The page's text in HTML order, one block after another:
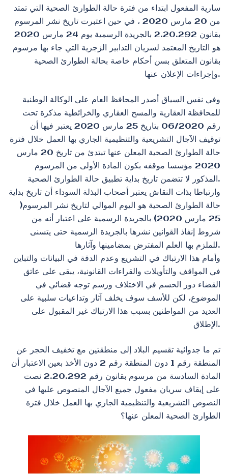
سارية المفعول ابتداء من فترة حالة الطوارئ الصحية التي تمتد
من 20 مارس 2020 ، في حين اعتبرت تاريخ نشر المرسوم
بقانون 2.20.292 بالجريدة الرسمية يوم 24 مارس 2020
هو التاريخ المعتمد لسريان التدابير الزجرية التي جاء بها مرسوم
بقانون المتعلق بسن أحكام خاصة بحالة الطوارئ الصحية
وإجراءات الإعلان عنها.
وفي نفس السياق أصدر المحافظ العام على الوكالة الوطنية
للمحافظة العقارية والمسح العقاري والخرائطية مذكرة تحت
رقم 06/2020 بتاريخ 25 مارس 2020 يعتبر فيها أن
توقيف الآجال التشريعية والتنظيمية الجاري بها العمل خلال فترة
حالة الطوارئ الصحية المعلن عنها تبتدئ من تاريخ 20 مارس
2020 مؤسسا موقفه بكون المادة الأولى من المرسوم
المذكور لا تتضمن تاريخ بداية تطبيق حالة الطوارئ الصحية.
وارتباطا بذات النقاش يعتبر أصحاب البذلة السوداء أن تاريخ بداية
حالة الطوارئ الصحية هو اليوم الموالي لتاريخ نشر المرسوم(
25 مارس 2020) بالجريدة الرسمية على اعتبار أنه من
شروط إنفاذ القوانين نشرها بالجريدة الرسمية حتى يتسنى
للملزم بها العلم المفترض بمضامينها وآثارها.
وأمام هذا الارتباك في التشريع وعدم الدقة في البيانات والتباين
في المواقف والتأويلات والقراءات القانونية، يبقى على عاتق
القضاء دور الحسم في الاختلاف ورسم توجه قضائي في
الموضوع، لكن للأسف سوف يخلف آثار وتداعيات سلبية على
العديد من المواطنين بسبب هذا الارتباك غير المقبول على
الإطلاق.
تم ما جدوائية تقسيم البلاد إلى منطقتين مع تخفيف الحجر عن
المنطقة رقم 1 دون المنطقة رقم 2 دون الأخذ بعين الاعتبار أن
المادة السادسة من مرسوم بقانون رقم 2.20.292 نصت
على إيقاف سريان مفعول جميع الآجال المنصوص عليها في
النصوص التشريعية والتنظيمية الجاري بها العمل خلال فترة
الطوارئ الصحية المعلن عنها؟